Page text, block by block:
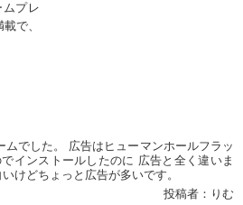
プレ
で、
ムでした。 広告はヒューマンホールフラッ
インストールしたのに 広告と全く違いま
けどちょっと広告が多いです。
投稿者：りむ